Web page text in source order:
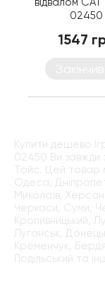
02450
1547
Купити дешево
02450 Ви завжди
Тойс. Цей товар
Одеса,
Миколаїв,
Черкаси, Суми,
Кропивницький,
Луганськ,
Кременчук,
Подільський та